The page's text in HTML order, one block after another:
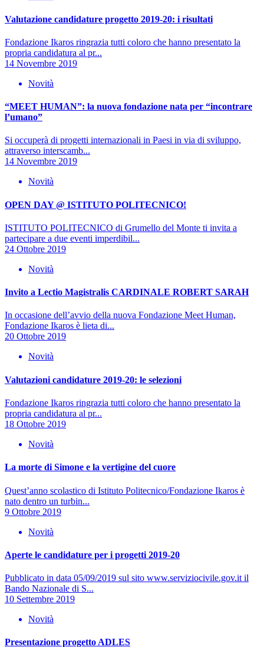
Valutazione candidature progetto 2019-20: i risultati
Fondazione Ikaros ringrazia tutti coloro che hanno presentato la
propria candidatura al pr...
14 Novembre 2019
Novità
“MEET HUMAN”: la nuova fondazione nata per “incontrare
l’umano”
Si occuperà di progetti internazionali in Paesi in via di sviluppo,
attraverso interscamb...
14 Novembre 2019
Novità
OPEN DAY @ ISTITUTO POLITECNICO!
ISTITUTO POLITECNICO di Grumello del Monte ti invita a
partecipare a due eventi imperdibil...
24 Ottobre 2019
Novità
Invito a Lectio Magistralis CARDINALE ROBERT SARAH
In occasione dell’avvio della nuova Fondazione Meet Human,
Fondazione Ikaros è lieta di...
20 Ottobre 2019
Novità
Valutazioni candidature 2019-20: le selezioni
Fondazione Ikaros ringrazia tutti coloro che hanno presentato la
propria candidatura al pr...
18 Ottobre 2019
Novità
La morte di Simone e la vertigine del cuore
Quest’anno scolastico di Istituto Politecnico/Fondazione Ikaros è
nato dentro un turbin...
9 Ottobre 2019
Novità
Aperte le candidature per i progetti 2019-20
Pubblicato in data 05/09/2019 sul sito www.serviziocivile.gov.it il
Bando Nazionale di S...
10 Settembre 2019
Novità
Presentazione progetto ADLES